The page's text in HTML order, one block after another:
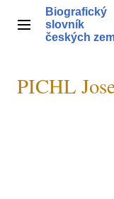
obsahHlavní menu
Biografický
slovník
českých
PICHL